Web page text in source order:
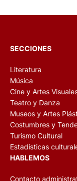
SECCIONES
Literatura
Música
Cine y Artes
Teatro y Danza
Museos y Artes
Costumbres y
Turismo Cultural
Estadísticas
HABLEMOS
Contacto